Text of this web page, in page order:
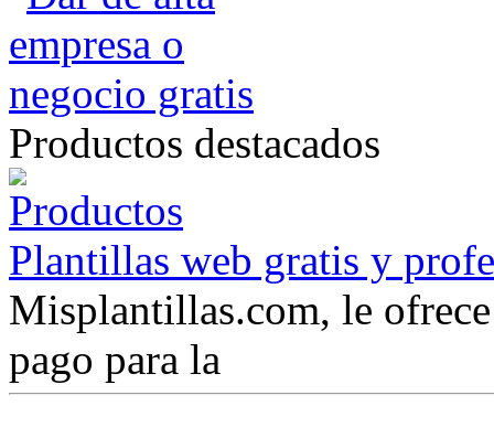
Productos destacados
Plantillas web gratis y
Misplantillas.com, le
pago para la